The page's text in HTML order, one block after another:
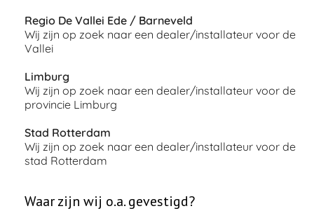
Regio De Vallei Ede / Barneveld
Wij zijn op zoek naar een dealer/installateur voor de
Vallei
Limburg
Wij zijn op zoek naar een dealer/installateur voor de
provincie Limburg
Stad Rotterdam
Wij zijn op zoek naar een dealer/installateur voor de
stad Rotterdam
Waar zijn wij o.a. gevestigd?